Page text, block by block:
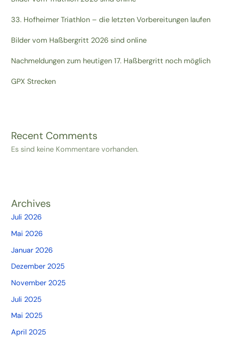
33. Hofheimer Triathlon – die letzten Vorbereitungen laufen
Bilder vom Haßbergritt 2026 sind online
Nachmeldungen zum heutigen 17. Haßbergritt noch möglich
GPX Strecken
Recent Comments
Es sind keine Kommentare vorhanden.
Archives
Juli 2026
Mai 2026
Januar 2026
Dezember 2025
November 2025
Juli 2025
Mai 2025
April 2025